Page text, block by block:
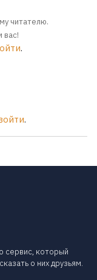
читателю.
вас!
.
.
сервис, который
о них друзьям.